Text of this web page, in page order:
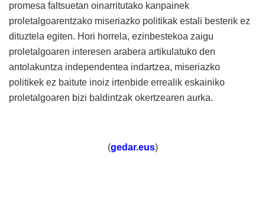
promesa faltsuetan oinarritutako kanpainek
proletalgoarentzako miseriazko politikak estali besterik ez
dituztela egiten. Hori horrela, ezinbestekoa zaigu
proletalgoaren interesen arabera artikulatuko den
antolakuntza independentea indartzea, miseriazko
politikek ez baitute inoiz irtenbide errealik eskainiko
proletalgoaren bizi baldintzak okertzearen aurka.
(gedar.eus)